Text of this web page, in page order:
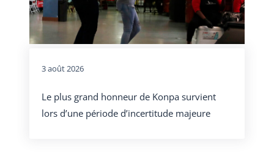
3 août 2026
Le plus grand honneur de Konpa survient
lors d’une période d’incertitude majeure